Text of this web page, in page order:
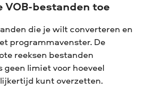
VOB-bestanden toe
die je wilt converteren en
programmavenster. De
reeksen bestanden
geen limiet voor hoeveel
kunt overzetten.